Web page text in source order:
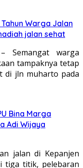
Warga Jalan
jalan sehat
Semangat warga
tampaknya tetap
di jln muharto pada
Bina Marga
Adi Wijaya
jalan di Kepanjen
tiga titik, pelebaran